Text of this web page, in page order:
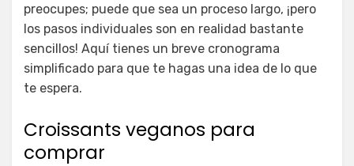
preocupes; puede que sea un proceso largo, ¡pero
los pasos individuales son en realidad bastante
sencillos! Aquí tienes un breve cronograma
simplificado para que te hagas una idea de lo que
te espera.
Croissants veganos para
comprar